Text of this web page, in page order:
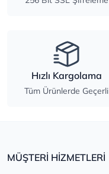
Hızlı Kargolama
Tüm Ürünlerde Geçerli
MÜŞTERİ HİZMETLERİ